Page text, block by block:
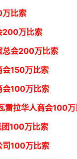
比索
200万比索
总会200万比索
会150万比索
100万比索
雷拉华人商会100万
100万比索
100万比索